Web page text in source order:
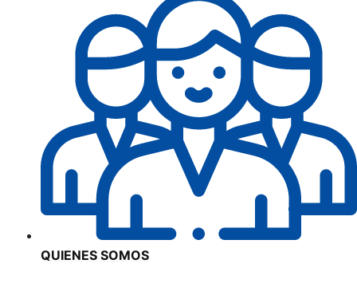
QUIENES SOMOS